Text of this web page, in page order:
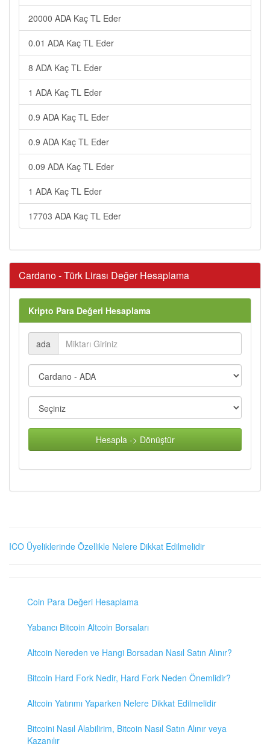
20000 ADA Kaç TL Eder
0.01 ADA Kaç TL Eder
8 ADA Kaç TL Eder
1 ADA Kaç TL Eder
0.9 ADA Kaç TL Eder
0.9 ADA Kaç TL Eder
0.09 ADA Kaç TL Eder
1 ADA Kaç TL Eder
17703 ADA Kaç TL Eder
Cardano - Türk Lirası Değer Hesaplama
Kripto Para Değeri Hesaplama
ada
Hesapla -> Dönüştür
ICO Üyeliklerinde Özellikle Nelere Dikkat Edilmelidir
Coin Para Değeri Hesaplama
Yabancı Bitcoin Altcoin Borsaları
Altcoin Nereden ve Hangi Borsadan Nasıl Satın Alınır?
Bitcoin Hard Fork Nedir, Hard Fork Neden Önemlidir?
Altcoin Yatırımı Yaparken Nelere Dikkat Edilmelidir
Bitcoini Nasıl Alabilirim, Bitcoin Nasıl Satın Alınır veya
Kazanılır